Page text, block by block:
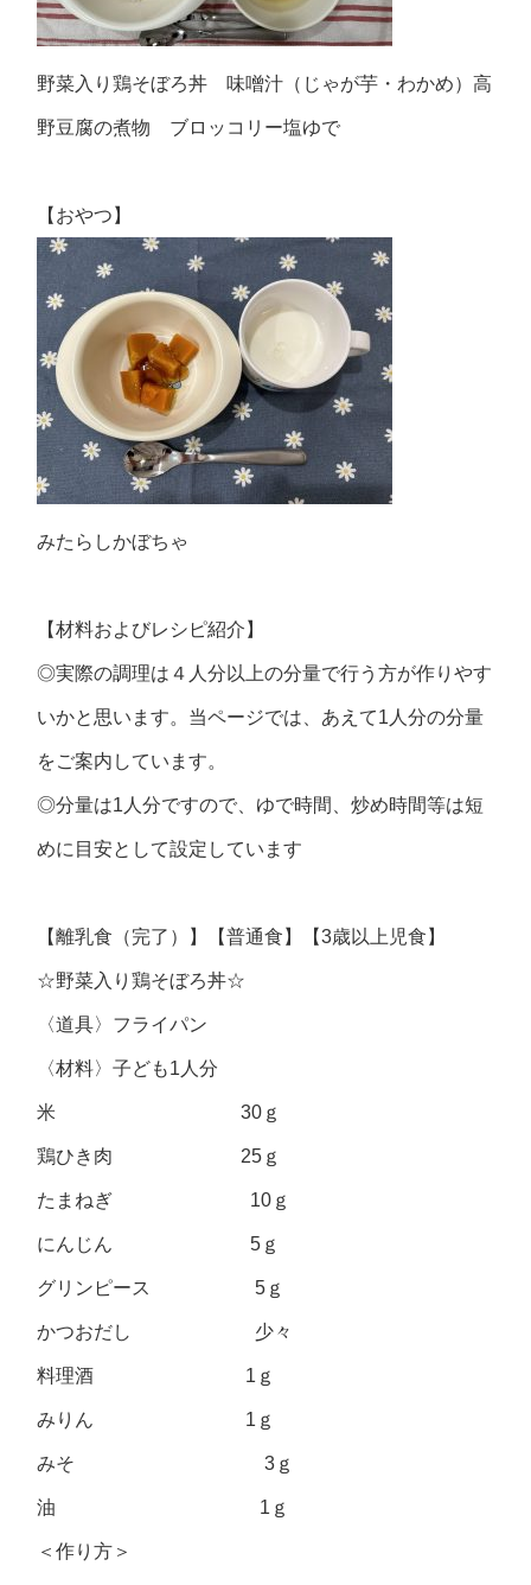
野菜入り鶏そぼろ丼 味噌汁（じゃが芋・わかめ）高
野豆腐の煮物 ブロッコリー塩ゆで
【おやつ】
みたらしかぼちゃ
【材料およびレシピ紹介】
◎実際の調理は４人分以上の分量で行う方が作りやす
いかと思います。当ページでは、あえて1人分の分量
をご案内しています。
◎分量は1人分ですので、ゆで時間、炒め時間等は短
めに目安として設定しています
【離乳食（完了）】【普通食】【3歳以上児食】
☆野菜入り鶏そぼろ丼☆
〈道具〉フライパン
〈材料〉子ども1人分
米 30ｇ
鶏ひき肉 25ｇ
たまねぎ 10ｇ
にんじん 5ｇ
グリンピース 5ｇ
かつおだし 少々
料理酒 1ｇ
みりん 1ｇ
みそ 3ｇ
油 1ｇ
＜作り方＞